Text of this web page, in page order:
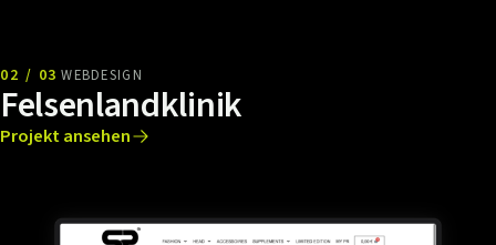
02 / 03 WEBDESIGN
Felsenlandklinik
Projekt ansehen